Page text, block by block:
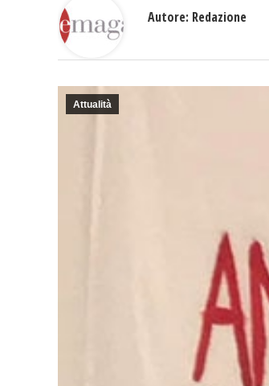
Attualità
Autore: Redazione